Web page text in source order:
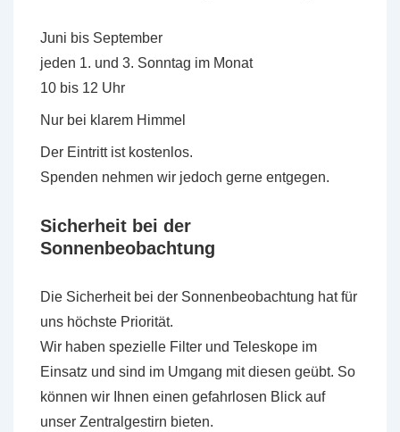
Juni bis September
jeden 1. und 3. Sonntag im Monat
10 bis 12 Uhr
Nur bei klarem Himmel
Der Eintritt ist kostenlos.
Spenden nehmen wir jedoch gerne entgegen.
Sicherheit bei der
Sonnenbeobachtung
Die Sicherheit bei der Sonnenbeobachtung hat für
uns höchste Priorität.
Wir haben spezielle Filter und Teleskope im
Einsatz und sind im Umgang mit diesen geübt. So
können wir Ihnen einen gefahrlosen Blick auf
unser Zentralgestirn bieten.